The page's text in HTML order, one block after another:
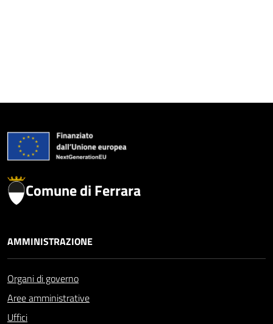
Comune di Ferrara
AMMINISTRAZIONE
Organi di governo
Aree amministrative
Uffici